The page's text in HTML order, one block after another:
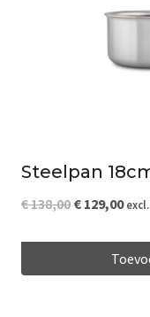
Steelpan
€138,00 € 129,00
is: